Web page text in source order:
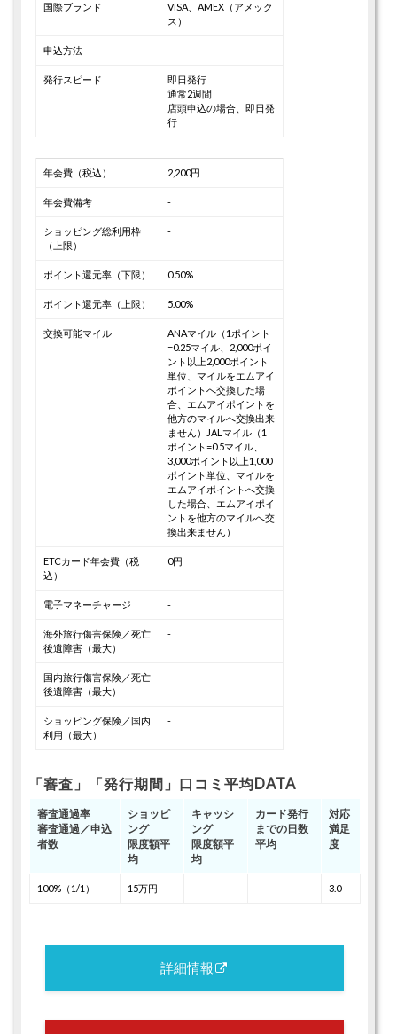
国際ブランド
VISA、AMEX（アメック
ス）
申込方法 -
発行スピード
即日発行
通常2週間
店頭申込の場合、即日発
行
年会費（税込） 2,200円
年会費備考 -
ショッピング総利用枠
（上限）
-
ポイント還元率（下限） 0.50%
ポイント還元率（上限） 5.00%
交換可能マイル
ANAマイル（1ポイント
=0.25マイル、2,000ポイ
ント以上2,000ポイント
単位、マイルをエムアイ
ポイントへ交換した場
合、エムアイポイントを
他方のマイルへ交換出来
ません）
JALマイル（1
ポイント=0.5マイル、
3,000ポイント以上1,000
ポイント単位、マイルを
エムアイポイントへ交換
した場合、エムアイポイ
ントを他方のマイルへ交
換出来ません）
ETCカード年会費（税
込）
0円
電子マネーチャージ -
海外旅行傷害保険／死亡
後遺障害（最大）
-
国内旅行傷害保険／死亡
後遺障害（最大）
-
ショッピング保険／国内
利用（最大）
-
「審査」「発行期間」口コミ平均DATA
審査通過率
審査通過／申込
者数
ショッピ
ング
限度額平
均
キャッシ
ング
限度額平
均
カード発行
までの日数
平均
対応
満足
度
100%（1/1） 15万円 3.0
詳細情報